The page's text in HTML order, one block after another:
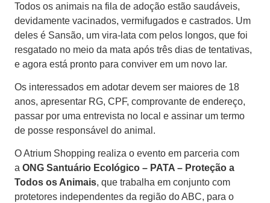
Todos os animais na fila de adoção estão saudáveis,
devidamente vacinados, vermifugados e castrados. Um
deles é Sansão, um vira-lata com pelos longos, que foi
resgatado no meio da mata após três dias de tentativas,
e agora está pronto para conviver em um novo lar.
Os interessados em adotar devem ser maiores de 18
anos, apresentar RG, CPF, comprovante de endereço,
passar por uma entrevista no local e assinar um termo
de posse responsável do animal.
O Atrium Shopping realiza o evento em parceria com
a ONG Santuário Ecológico – PATA – Proteção a
Todos os Animais, que trabalha em conjunto com
protetores independentes da região do ABC, para o